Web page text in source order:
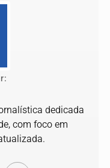
dedicada
com foco em